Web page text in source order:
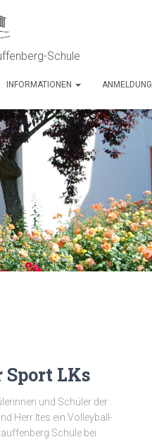
Schule
INFORMATIONEN ANMELDUNG
LKs
und Schüler der
Herr Ites ein Volleyball-
Schule bei